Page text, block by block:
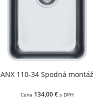
ANX 110-34 Spodná montáž
Cena 134,00 € s DPH